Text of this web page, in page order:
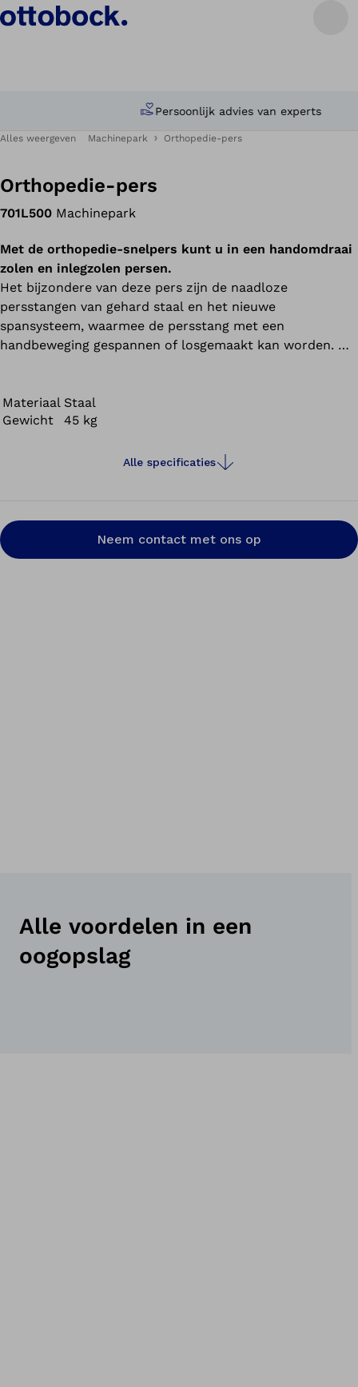
Persoonlijk advies van experts
Alles weergeven Machinepark Orthopedie-pers
Orthopedie-pers
701L500 Machinepark
Met de orthopedie-snelpers kunt u in een handomdraai
zolen en inlegzolen persen.
Het bijzondere van deze pers zijn de naadloze
persstangen van gehard staal en het nieuwe
spansysteem, waarmee de persstang met een
handbeweging gespannen of losgemaakt kan worden. De
worden afgelezen.
Materiaal Staal
Gewicht
45 kg
Alle specificaties
Neem contact met ons op
Alle voordelen in een
oogopslag